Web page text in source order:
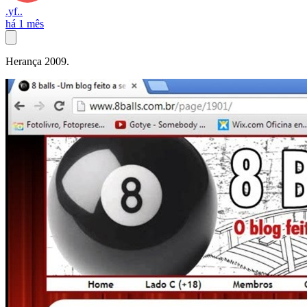
.yf..
há 1 mês
Herança 2009.